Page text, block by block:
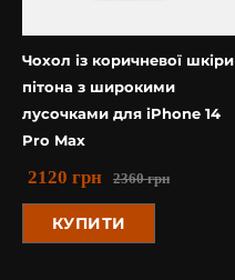
Чохол із коричневої шкіри
пітона з широкими
лусочками для iPhone 14
Pro Max
2360грн
2120 грн
КУПИТИ